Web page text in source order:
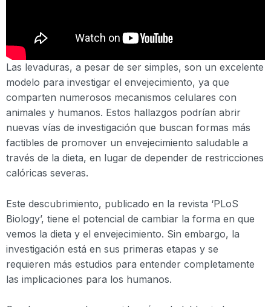
Las levaduras, a pesar de ser simples, son un excelente
modelo para investigar el envejecimiento, ya que
comparten numerosos mecanismos celulares con
animales y humanos. Estos hallazgos podrían abrir
nuevas vías de investigación que buscan formas más
factibles de promover un envejecimiento saludable a
través de la dieta, en lugar de depender de restricciones
calóricas severas.
Este descubrimiento, publicado en la revista ‘PLoS
Biology’, tiene el potencial de cambiar la forma en que
vemos la dieta y el envejecimiento. Sin embargo, la
investigación está en sus primeras etapas y se
requieren más estudios para entender completamente
las implicaciones para los humanos.